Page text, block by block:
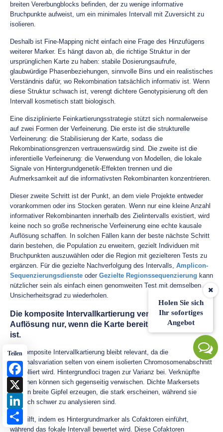
Holen Sie sich
Ihr sofortiges
Angebot
breiten Vererbungblocks befinden, der zu wenige informative
Bruchpunkte aufweist, um ein minimales Intervall mit Zuversicht zu
isolieren.
Deshalb ist Fine-Mapping nicht einfach eine Frage des Hinzufügens
weiterer Marker. Es hängt davon ab, die richtige Struktur in der
ursprünglichen Karte zu haben: stabile Dosierungsaufrufe,
glaubwürdige Phasenbeziehungen, sinnvolle Bins und ein realistisches
Verständnis dafür, wo Rekombination tatsächlich informativ ist. Wenn
diese Struktur schwach ist, verengt dichtere Genotypisierung oft den
Intervall kosmetisch statt biologisch.
Eine disziplinierte Feinkartierungsstrategie stützt sich normalerweise
auf zwei Formen der Verfeinerung. Die erste ist die strukturelle
Verfeinerung: die Stabilisierung der Karte, sodass die
Rekombinationsgrenzen vertrauenswürdig sind. Die zweite ist die
inferentielle Verfeinerung: die Verwendung von Modellen, die lokale
Signale von Hintergrundgenetik-Effekten trennen und die
Aufmerksamkeit auf die informativsten Rekombinanten konzentrieren.
Dieser zweite Schritt ist der Punkt, an dem viele Projekte entweder
vorankommen oder ins Stocken geraten. Wenn nur eine kleine Anzahl
informativer Rekombinanten innerhalb des Zielintervalls existiert, wird
keine noch so große rechnerische Verfeinerung eine echte kausale
Auflösung schaffen. In solchen Fällen kann der beste nächste Schritt
darin bestehen, die Population zu erweitern, gezielt Individuen mit
Bruchpunkten auszuwählen oder die Region mit gezielteren Tests zu
ergänzen. Für die gezielte Nachverfolgung des Intervalls, Amplicon-
Sequenzierungsdienste oder Gezielte Regionssequenzierung kann
nützlicher sein als einfach einen genomweiten Test mit demselben
Unsicherheitsgrad zu wiederholen.
Die komposite Intervallkartierung verbessert die
Auflösung nur, wenn die Karte bereits glaubwürdig
ist.
Die komposite Intervallkartierung bleibt relevant, da die
Merkmalsvariation selten von einem isolierten Chromosomenabschnitt
kontrolliert wird. Hintergrundloci tragen zur Varianz bei. Verknüpfte
Regionen können sich gegenseitig verwischen. Dichte Markersets
können breite Gipfel erzeugen, die stark erscheinen, während sie
dennoch schwer zu analysieren sind.
CIM hilft, indem es Hintergrundmarker als Cofaktoren einführt,
während das fokale Intervall bewertet wird. Diese Cofaktoren
Teilen
Facebook
LinkedIn